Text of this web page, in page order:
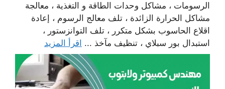
الرسومات ، مشاكل وحدات الطاقة و التغذية ، معالجة
مشاكل الحرارة الزائدة ، تلف معالج الرسوم ، إعادة
اقلاع الحاسوب بشكل متكرر ، تلف التوانزستور ،
استبدال بور سبلاي ، تنظيف مآخذ ... اقرأ المزيد